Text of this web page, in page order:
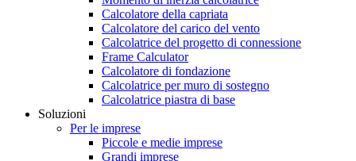
Calcolatore della capriata
Calcolatore del carico del vento
Calcolatrice del progetto di connessione
Frame Calculator
Calcolatore di fondazione
Calcolatrice per muro di sostegno
Calcolatrice piastra di base
Soluzioni
Per le imprese
Piccole e medie imprese
Grandi imprese